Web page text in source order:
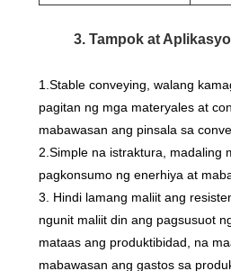
3. Tampok at
1.Stable conveying, walang
pagitan ng mga materyales at
mabawasan ang pinsala sa
2.Simple na istraktura, madaling
pagkonsumo ng enerhiya at
3. Hindi lamang maliit ang
ngunit maliit din ang pagsusuot
mataas ang produktibidad, na
mabawasan ang gastos sa